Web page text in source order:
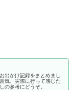
出かけ記録をまとめまし
気、実際に行って感じた
の参考にどうぞ。